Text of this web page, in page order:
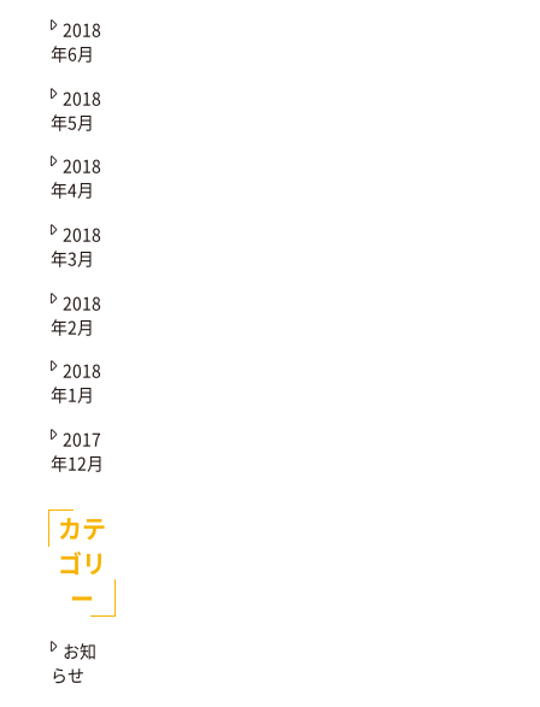
2018
年6月
2018
年5月
2018
年4月
2018
年3月
2018
年2月
2018
年1月
2017
年12月
カテ
ゴリ
ー
お知
らせ